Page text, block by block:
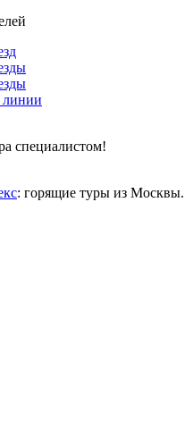
линии
специалистом!
: горящие туры из Москвы.